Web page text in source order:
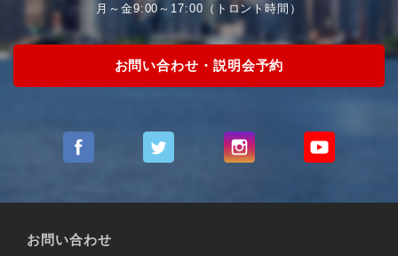
月～金9:00～17:00（トロント時間）
お問い合わせ・説明会予約
お問い合わせ